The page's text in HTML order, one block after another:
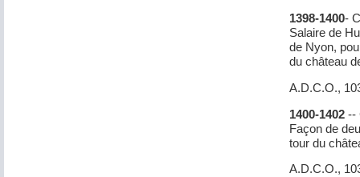
1398-1400-
Salaire de
de Nyon,
du château
A.D.C.O.,
1400-1402 --
Façon de
tour du
A.D.C.O.,